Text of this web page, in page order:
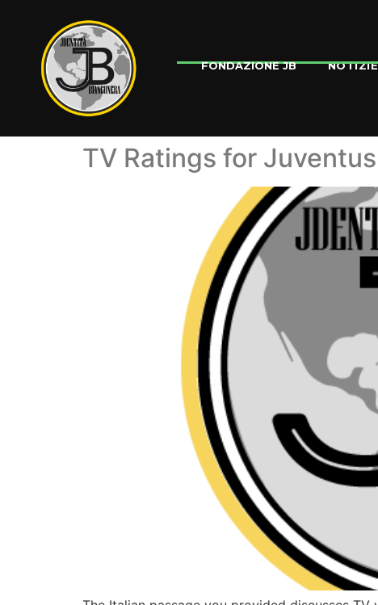
FONDAZIONE JB NOTIZIE
TV Ratings for